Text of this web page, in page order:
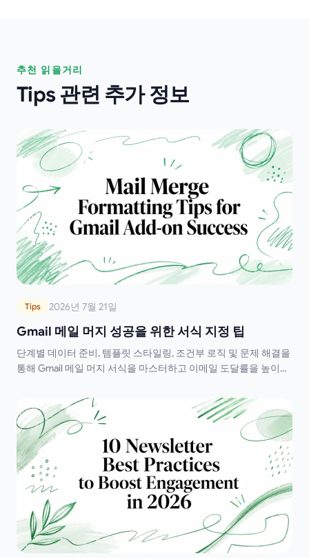
추천 읽을거리
Tips 관련 추가 정보
Tips 2026년 7월 21일
Gmail 메일 머지 성공을 위한 서식 지정 팁
단계별 데이터 준비, 템플릿 스타일링, 조건부 로직 및 문제 해결을
통해 Gmail 메일 머지 서식을 마스터하고 이메일 도달률을 높이세